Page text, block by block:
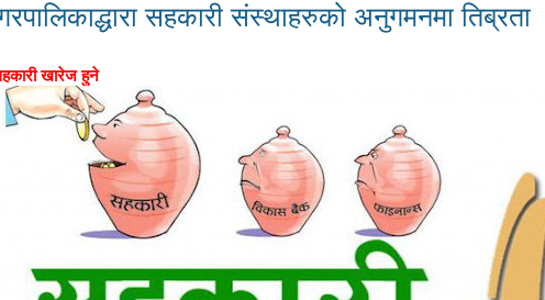
सहकारी संस्थाहरुको अनुगमनमा तिब्रता
खारेज हुने